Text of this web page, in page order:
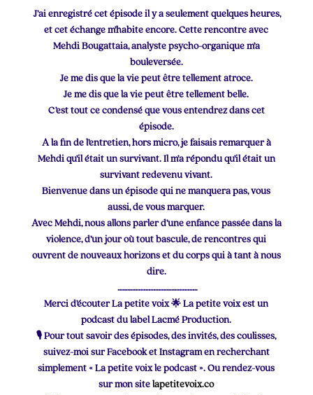
J’ai enregistré cet épisode il y a seulement quelques heures,
et cet échange m’habite encore. Cette rencontre avec
Mehdi Bougattaia, analyste psycho-organique m’a
bouleversée.
Je me dis que la vie peut être tellement atroce.
Je me dis que la vie peut être tellement belle.
C’est tout ce condensé que vous entendrez dans cet
épisode.
A la fin de l’entretien, hors micro, je faisais remarquer à
Mehdi qu’il était un survivant. Il m’a répondu qu’il était un
survivant redevenu vivant.
Bienvenue dans un épisode qui ne manquera pas, vous
aussi, de vous marquer.
Avec Mehdi, nous allons parler d’une enfance passée dans la
violence, d’un jour où tout bascule, de rencontres qui
ouvrent de nouveaux horizons et du corps qui à tant à nous
dire.
………………………………………….
Merci d’écouter La petite voix 🌟 La petite voix est un
podcast du label Lacmé Production.
🎙 Pour tout savoir des épisodes, des invités, des coulisses,
suivez-moi sur Facebook et Instagram en recherchant
simplement « La petite voix le podcast ». Ou rendez-vous
sur mon site lapetitevoix.co